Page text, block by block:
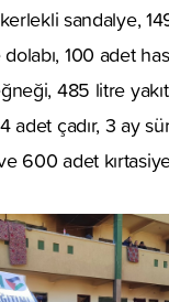
sandalye,
100 adet
485 litre
adet çadır, 3 ay
600 adet